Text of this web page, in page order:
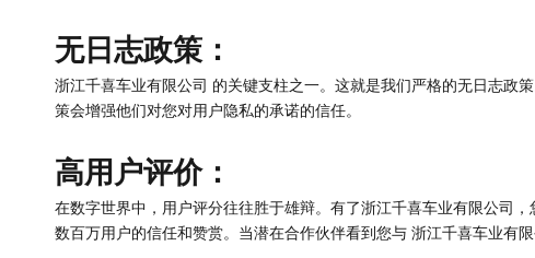
无日志政策：
浙江千喜车业有限公司 的关键支柱之一。这就是我们严格的无日志政
策会增强他们对您对用户隐私的承诺的信任。
高用户评价：
在数字世界中，用户评分往往胜于雄辩。有了浙江千喜车业有限公司
数百万用户的信任和赞赏。当潜在合作伙伴看到您与 浙江千喜车业有